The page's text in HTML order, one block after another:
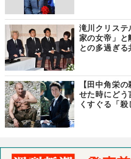
滝川クリステ
家の女帝」と
との多過ぎる
【田中角栄
せた時にど
くすぐる「